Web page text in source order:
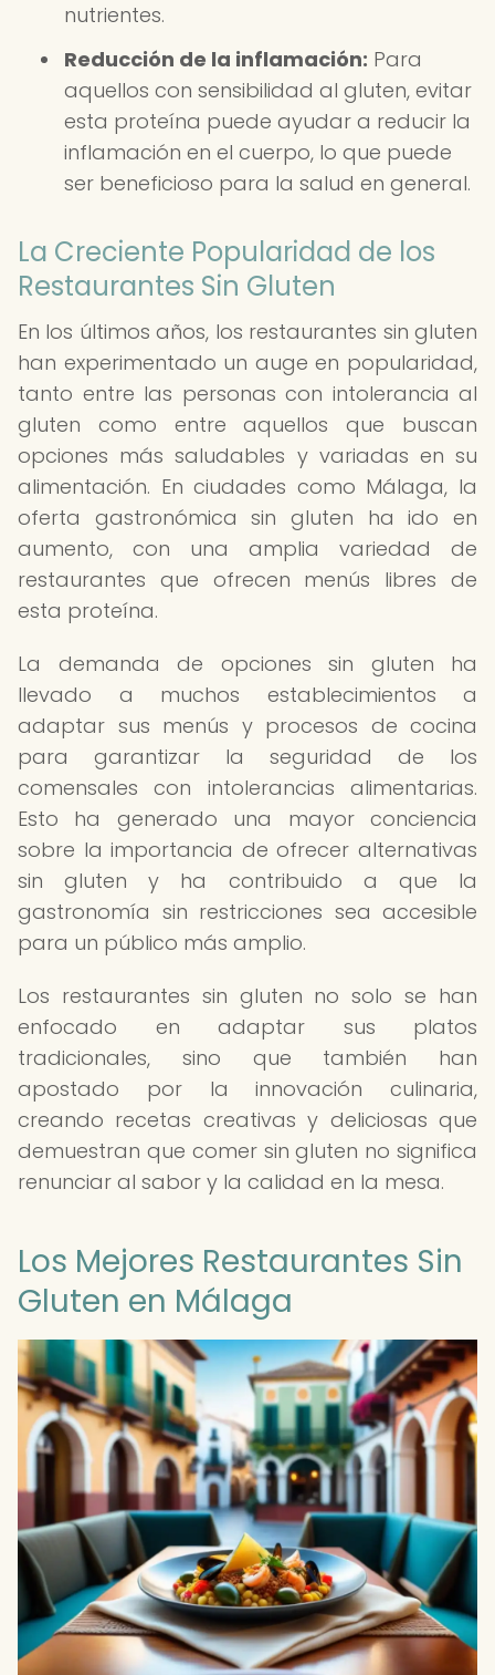
nutrientes.
Reducción de la inflamación: Para
aquellos con sensibilidad al gluten, evitar
esta proteína puede ayudar a reducir la
inflamación en el cuerpo, lo que puede
ser beneficioso para la salud en general.
La Creciente Popularidad de los
Restaurantes Sin Gluten
En los últimos años, los restaurantes sin gluten
han experimentado un auge en popularidad,
tanto entre las personas con intolerancia al
gluten como entre aquellos que buscan
opciones más saludables y variadas en su
alimentación. En ciudades como Málaga, la
oferta gastronómica sin gluten ha ido en
aumento, con una amplia variedad de
restaurantes que ofrecen menús libres de
esta proteína.
La demanda de opciones sin gluten ha
llevado a muchos establecimientos a
adaptar sus menús y procesos de cocina
para garantizar la seguridad de los
comensales con intolerancias alimentarias.
Esto ha generado una mayor conciencia
sobre la importancia de ofrecer alternativas
sin gluten y ha contribuido a que la
gastronomía sin restricciones sea accesible
para un público más amplio.
Los restaurantes sin gluten no solo se han
enfocado en adaptar sus platos
tradicionales, sino que también han
apostado por la innovación culinaria,
creando recetas creativas y deliciosas que
demuestran que comer sin gluten no significa
renunciar al sabor y la calidad en la mesa.
Los Mejores Restaurantes Sin
Gluten en Málaga